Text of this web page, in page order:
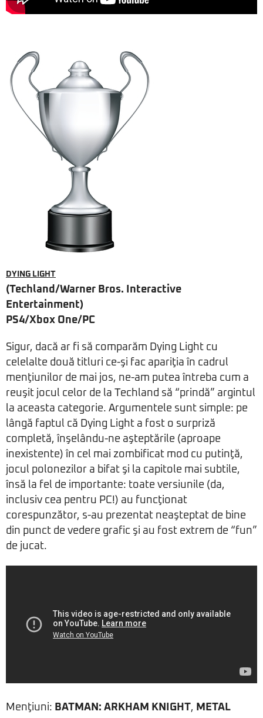
DYING LIGHT
(Techland/Warner Bros. Interactive
Entertainment)
PS4/Xbox One/PC
Sigur, dacă ar fi să comparăm Dying Light cu
celelalte două titluri ce-şi fac apariţia în cadrul
menţiunilor de mai jos, ne-am putea întreba cum a
reuşit jocul celor de la Techland să “prindă” argintul
la aceasta categorie. Argumentele sunt simple: pe
lângă faptul că Dying Light a fost o surpriză
completă, înşelându-ne aşteptările (aproape
inexistente) în cel mai zombificat mod cu putinţă,
jocul polonezilor a bifat şi la capitole mai subtile,
însă la fel de importante: toate versiunile (da,
inclusiv cea pentru PC!) au funcţionat
corespunzător, s-au prezentat neaşteptat de bine
din punct de vedere grafic şi au fost extrem de “fun”
de jucat.
Menţiuni: BATMAN: ARKHAM KNIGHT, METAL